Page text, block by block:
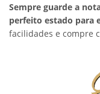
Sempre guarde a
perfeito estado para
facilidades e compre